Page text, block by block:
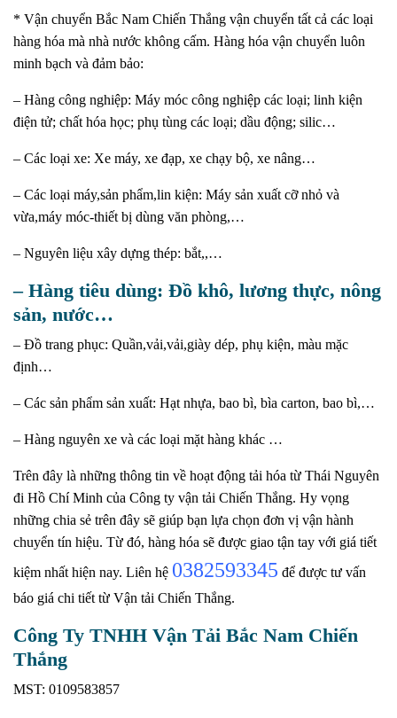
* Vận chuyển Bắc Nam Chiến Thắng vận chuyển tất cả các loại
hàng hóa mà nhà nước không cấm. Hàng hóa vận chuyển luôn
minh bạch và đảm bảo:
– Hàng công nghiệp: Máy móc công nghiệp các loại; linh kiện
điện tử; chất hóa học; phụ tùng các loại; dầu động; silic…
– Các loại xe: Xe máy, xe đạp, xe chạy bộ, xe nâng…
– Các loại máy,sản phẩm,lin kiện: Máy sản xuất cỡ nhỏ và
vừa,máy móc-thiết bị dùng văn phòng,…
– Nguyên liệu xây dựng thép: bắt,,…
– Hàng tiêu dùng: Đồ khô, lương thực, nông
sản, nước…
– Đồ trang phục: Quần,vải,vải,giày dép, phụ kiện, màu mặc
định…
– Các sản phẩm sản xuất: Hạt nhựa, bao bì, bìa carton, bao bì,…
– Hàng nguyên xe và các loại mặt hàng khác …
Trên đây là những thông tin về hoạt động tải hóa từ Thái Nguyên
đi Hồ Chí Minh của Công ty vận tải Chiến Thắng. Hy vọng
những chia sẻ trên đây sẽ giúp bạn lựa chọn đơn vị vận hành
chuyển tín hiệu. Từ đó, hàng hóa sẽ được giao tận tay với giá tiết
kiệm nhất hiện nay. Liên hệ 0382593345 để được tư vấn
báo giá chi tiết từ Vận tải Chiến Thắng.
Công Ty TNHH Vận Tải Bắc Nam Chiến
Thắng
MST: 0109583857